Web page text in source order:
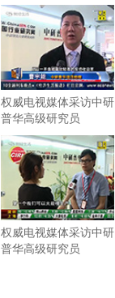
权威电视媒体采访中研
普华高级研究员
权威电视媒体采访中研
普华高级研究员